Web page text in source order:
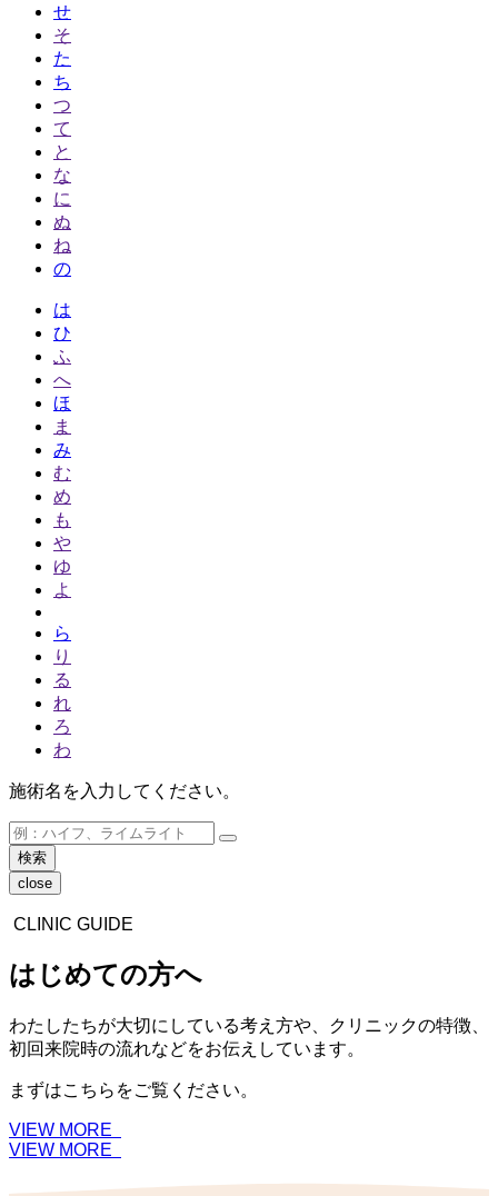
せ
そ
た
ち
つ
て
と
な
に
ぬ
ね
の
は
ひ
ふ
へ
ほ
ま
み
む
め
も
や
ゆ
よ
ら
り
る
れ
ろ
わ
施術名を入力してください。
close
CLINIC GUIDE
はじめての方へ
わたしたちが大切にしている考え方や、クリニックの特徴、
初回来院時の流れなどをお伝えしています。
まずはこちらをご覧ください。
VIEW MORE
VIEW MORE